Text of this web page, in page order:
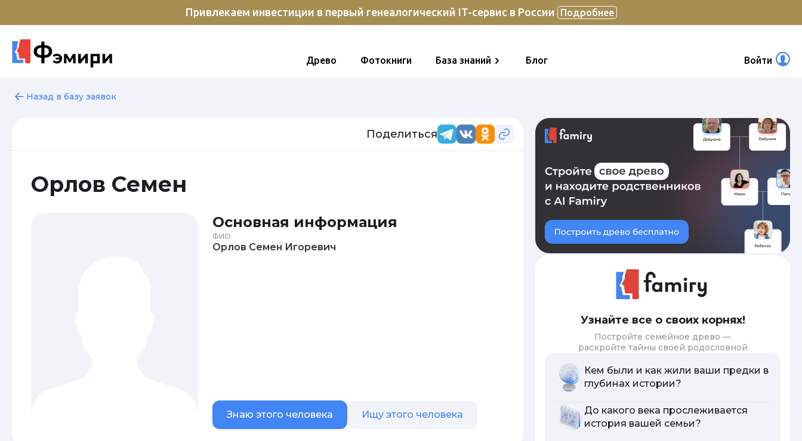
Привлекаем инвестиции в первый генеалогический IT-сервис в России Подробнее
Древо Фотокниги База знаний Блог Войти
Назад в базу заявок
Поделиться
Орлов Семен
Основная информация
ФИО
Орлов Семен Игоревич
Знаю этого человека Ищу этого человека
Узнайте все о своих корнях!
Постройте семейное древо —
раскройте тайны своей родословной
Кем были и как жили ваши предки в
глубинах истории?
До какого века прослеживается
история вашей семьи?